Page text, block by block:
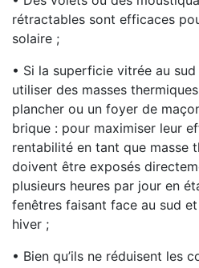
rétractables sont efficaces
solaire ;
• Si la superficie vitrée au
utiliser des masses
plancher ou un foyer de
brique : pour maximiser leur
rentabilité en tant que masse
doivent être exposés
plusieurs heures par jour en
fenêtres faisant face au sud
hiver ;
• Bien qu’ils ne réduisent les